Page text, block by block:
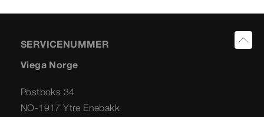
SERVICENUMMER
Viega Norge
Postboks 34
NO-1917 Ytre Enebakk